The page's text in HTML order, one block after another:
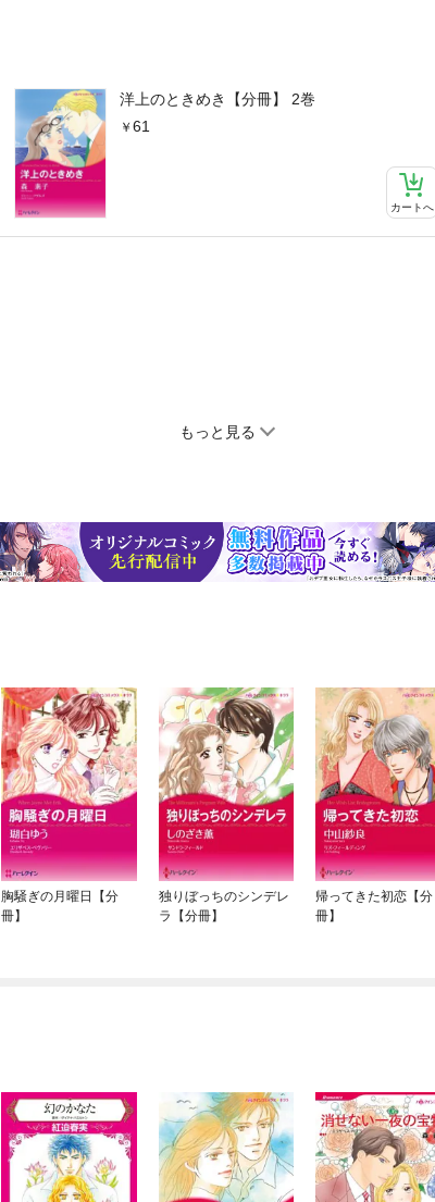
洋上のときめき【分冊】 2巻
61
カートへ
もっと見る
胸騒ぎの月曜日【分
冊】
独りぼっちのシンデレ
ラ【分冊】
帰ってきた初恋【分
冊】